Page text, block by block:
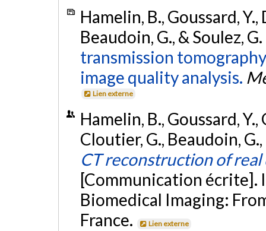
Hamelin, B., Goussard,
Beaudoin, G., & Soulez,
transmission
image quality analysis.
Lien externe
Hamelin, B., Goussard,
Cloutier, G., Beaudoin,
CT reconstruction of
[Communication écrite].
Biomedical Imaging:
France.
Lien externe